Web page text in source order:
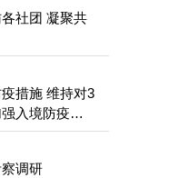
社团 凝聚共
措施 维持对3
入境防疫措
调研